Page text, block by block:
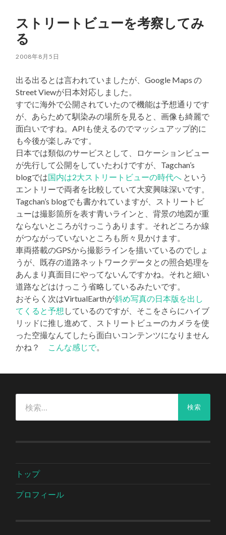
ストリートビューを考察してみ
る
2008年8月5日
出る出るとは言われていましたが、Google Maps の
Street Viewが日本対応しました。
すでに海外で公開されていたので機能は予想通りです
が、あらためて馴染みの場所を見ると、画像も綺麗で
面白いですね。APIも使えるのでマッシュアップ的に
も今後が楽しみです。
日本では類似のサービスとして、ロケーションビュー
が先行して公開をしていたわけですが、Tagchan’s
blogでは国内は2大ストリートビューの時代へ という
エントリーで両者を比較していて大変興味深いです。
Tagchan’s blogでも書かれていますが、ストリートビ
ューは撮影箇所を表す青いラインと、背景の地図が重
ならないところがけっこうあります。それどころか線
がつながっていないところも所々見かけます。
車両搭載のGPSから撮影ラインを描いているのでしょ
うが、既存の道路ネットワークデータとの照合処理を
あんまり真面目にやってないんですかね。それと細い
道路などはけっこう省略しているみたいです。
おそらく次はVirtualEarthが斜め写真の日本版を出し
てくると予想 しているのですが、そこをさらにハイブ
リッドに推し進めて、ストリートビューのカメラを使
った空撮なんてしたら面白いコンテンツになりません
かね？
こんな感じで。
索:
トップ
プロフィール